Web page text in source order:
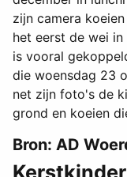
zijn camera
het eerst de wei
is vooral
die woensdag 23
net zijn foto's de
grond en koeien
Bron: AD